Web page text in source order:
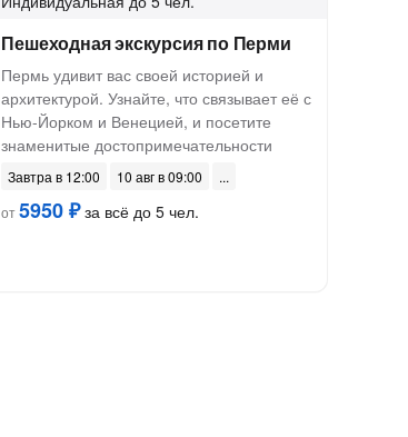
Пешеходная экскурсия по Перми
Пермь удивит вас своей историей и
архитектурой. Узнайте, что связывает её с
Нью-Йорком и Венецией, и посетите
знаменитые достопримечательности
Завтра в 12:00
10 авг в 09:00
от5950 ₽за всё до 5 чел.